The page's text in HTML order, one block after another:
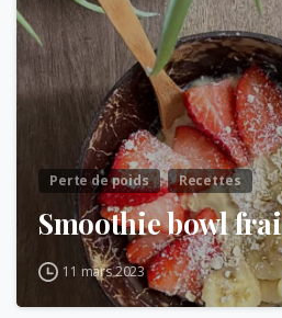
Perte de poids Recettes
Smoothie bowl
11 mars 2023